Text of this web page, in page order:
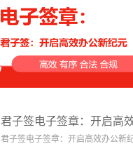
君子签电子签章：开启高
君子签电子签章：开启高效办公新